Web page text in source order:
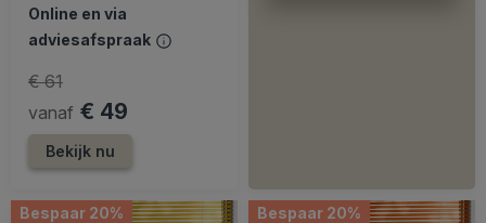
Online en via
adviesafspraak
vanaf € 49
€ 61
Bekijk nu
Bespaar 20% Bespaar 20%